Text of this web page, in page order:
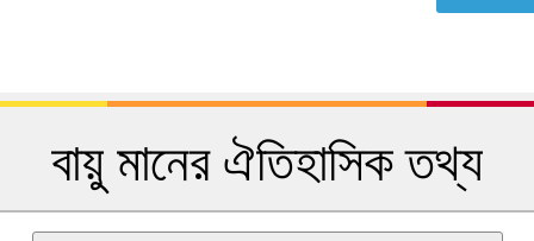
বায়ু মানের ঐতিহাসিক তথ্য